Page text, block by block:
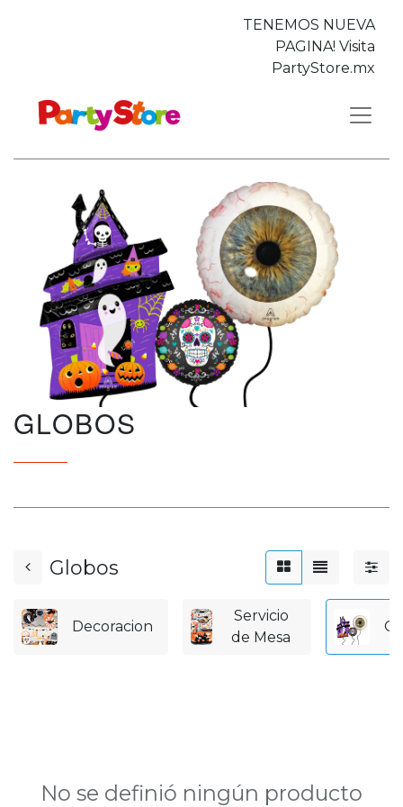
TENEMOS NUEVA
PAGINA! Visita
PartyStore.mx
GLOBOS
Globos
Decoracion
Servicio
de Mesa
No se definió ningún producto